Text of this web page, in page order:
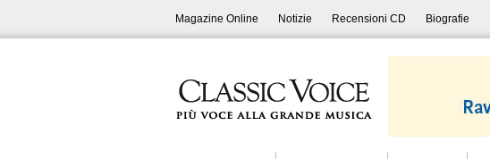
Magazine Online Notizie Recensioni CD Biografie